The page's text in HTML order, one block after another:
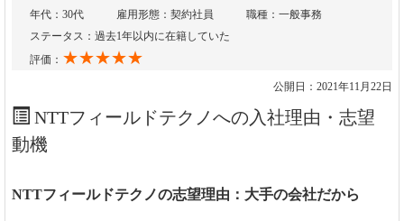
年代：30代
雇用形態：契約社員
職種：一般事務
ステータス：過去1年以内に在籍していた
評価： ★★★★★
公開日：2021年11月22日
NTTフィールドテクノへの入社理由・志望
動機
NTTフィールドテクノの志望理由：大手の会社だから